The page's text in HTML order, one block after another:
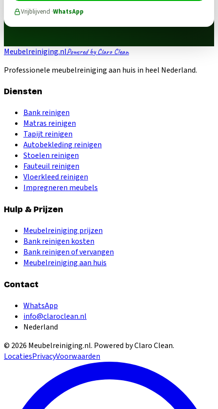
Vrijblijvend ·WhatsApp
Meubelreiniging.nlPowered by Claro Clean
Professionele meubelreiniging aan huis in heel Nederland.
Diensten
Bank reinigen
Matras reinigen
Tapijt reinigen
Autobekleding reinigen
Stoelen reinigen
Fauteuil reinigen
Vloerkleed reinigen
Impregneren meubels
Hulp & Prijzen
Meubelreiniging prijzen
Bank reinigen kosten
Bank reinigen of vervangen
Meubelreiniging aan huis
Contact
WhatsApp
info@claroclean.nl
Nederland
© 2026 Meubelreiniging.nl. Powered by Claro Clean.
LocatiesPrivacyVoorwaarden